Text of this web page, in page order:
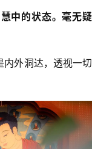
中的状态。毫无疑
内外洞达，透视一切